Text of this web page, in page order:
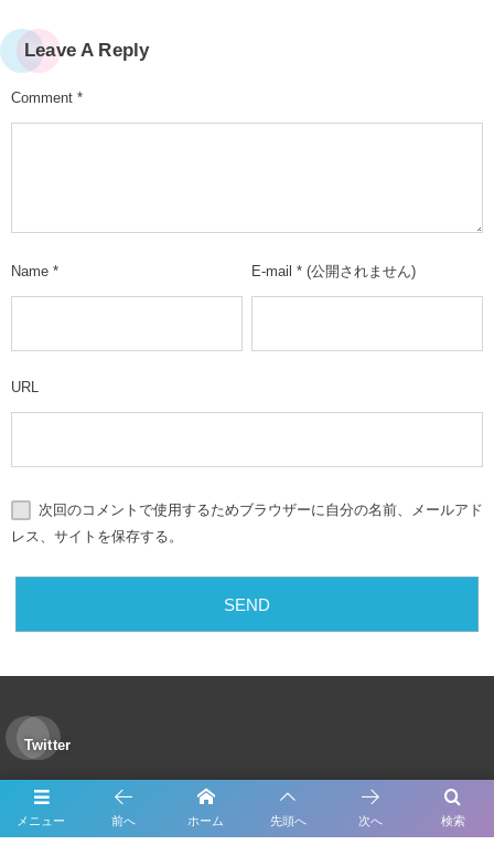
Leave A Reply
Comment *
Name * E-mail * (公開されません)
URL
次回のコメントで使用するためブラウザーに自分の名前、メールアド
レス、サイトを保存する。
Twitter
Tweets by Forme_Factory
メニュー 検索
前へ ホーム 先頭へ 次へ